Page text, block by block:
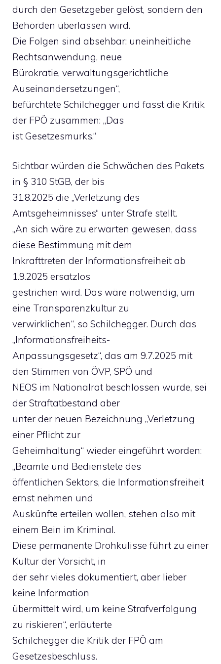
durch den Gesetzgeber gelöst, sondern den
Behörden überlassen wird.
Die Folgen sind absehbar: uneinheitliche
Rechtsanwendung, neue
Bürokratie, verwaltungsgerichtliche
Auseinandersetzungen“,
befürchtete Schilchegger und fasst die Kritik
der FPÖ zusammen: „Das
ist Gesetzesmurks.“
Sichtbar würden die Schwächen des Pakets
in § 310 StGB, der bis
31.8.2025 die „Verletzung des
Amtsgeheimnisses“ unter Strafe stellt.
„An sich wäre zu erwarten gewesen, dass
diese Bestimmung mit dem
Inkrafttreten der Informationsfreiheit ab
1.9.2025 ersatzlos
gestrichen wird. Das wäre notwendig, um
eine Transparenzkultur zu
verwirklichen“, so Schilchegger. Durch das
„Informationsfreiheits-
Anpassungsgesetz“, das am 9.7.2025 mit
den Stimmen von ÖVP, SPÖ und
NEOS im Nationalrat beschlossen wurde, sei
der Straftatbestand aber
unter der neuen Bezeichnung „Verletzung
einer Pflicht zur
Geheimhaltung“ wieder eingeführt worden:
„Beamte und Bedienstete des
öffentlichen Sektors, die Informationsfreiheit
ernst nehmen und
Auskünfte erteilen wollen, stehen also mit
einem Bein im Kriminal.
Diese permanente Drohkulisse führt zu einer
Kultur der Vorsicht, in
der sehr vieles dokumentiert, aber lieber
keine Information
übermittelt wird, um keine Strafverfolgung
zu riskieren“, erläuterte
Schilchegger die Kritik der FPÖ am
Gesetzesbeschluss.